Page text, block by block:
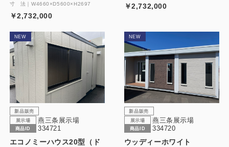
寸 法｜W4660×D5600×H2697
￥2,732,000
￥2,732,000
NEW
新品販売
展示場
燕三条展示場
商品ID 334721
エコノミーハウス20型（ド
NEW
新品販売
展示場
燕三条展示場
商品ID 334720
ウッディーホワイト